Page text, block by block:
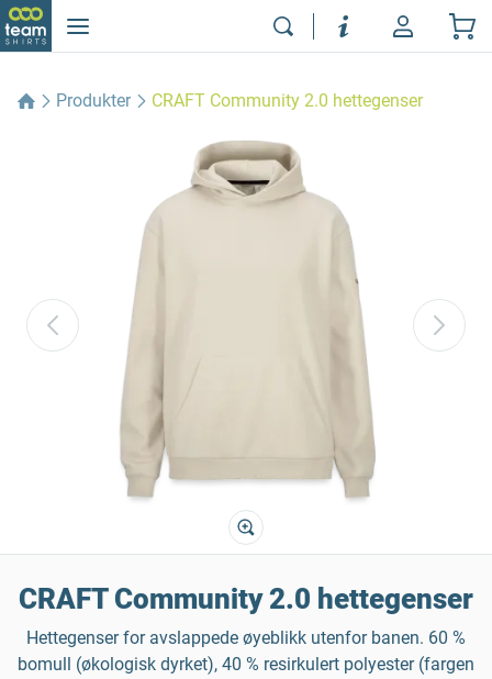
Produkter CRAFT Community 2.0 hettegenser
CRAFT Community 2.0 hettegenser
Hettegenser for avslappede øyeblikk utenfor banen. 60 %
bomull (økologisk dyrket), 40 % resirkulert polyester (fargen